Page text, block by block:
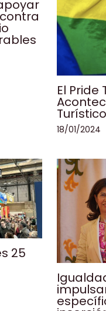
El Pride
18/01/2024
25